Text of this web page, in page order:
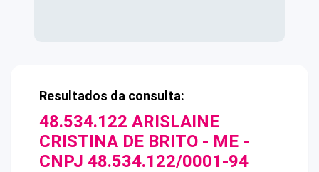
Resultados da consulta:
48.534.122 ARISLAINE
CRISTINA DE BRITO - ME -
CNPJ 48.534.122/0001-94